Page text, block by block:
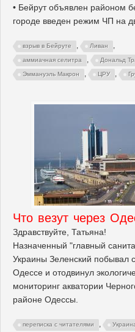
• Бейрут объявлен районом
городе введен режим ЧП на
взрыв в Бейруте , Ливан ,
аммиачная селитра , Дональд
Эммануэль Макрон , ЦРУ ,
Что везут через
Здравствуйте, Татьяна!
Назначенный "главный
Украины Зеленский побывал
Одессе и отодвинул
мониторинг акватории
районе Одессы.
переписка с читателями ,